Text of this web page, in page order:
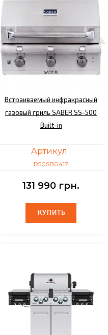
Встраиваемый инфракрасный
газовый гриль SABER SS-500
Built-in
Артикул :
R50SB0417
131 990 грн.
КУПИТЬ
КУПИТЬ